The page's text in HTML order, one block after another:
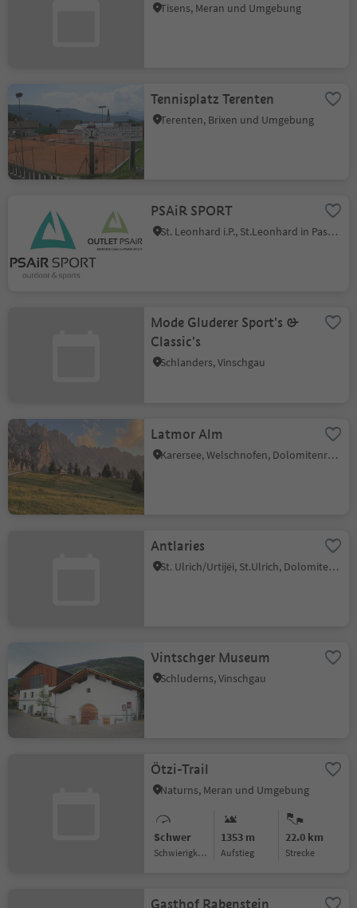
Tisens, Meran und Umgebung
Tennisplatz Terenten
Terenten, Brixen und Umgebung
PSAiR SPORT
St. Leonhard i.P., St.Leonhard in Passeier, Meran und Umgebung
Mode Gluderer Sport's &
Classic's
Schlanders, Vinschgau
Latmor Alm
Karersee, Welschnofen, Dolomitenregion Eggental
Antlaries
St. Ulrich/Urtijëi, St.Ulrich, Dolomitenregion Gröden
Vintschger Museum
Schluderns, Vinschgau
Ötzi-Trail
Naturns, Meran und Umgebung
Schwer
Schwierigkeitsgrad
1353 m
Aufstieg
22.0 km
Strecke
Gasthof Rabenstein